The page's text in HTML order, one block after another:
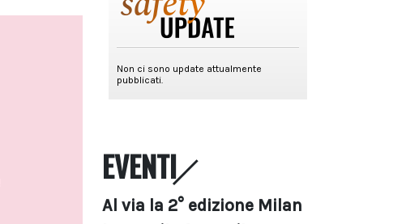
EVENTI
Al via la 2° edizione Milan